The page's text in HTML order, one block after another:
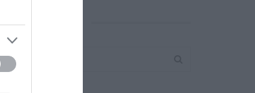
KERESÉS AZ OLDALON